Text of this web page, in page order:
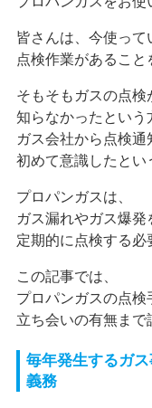
皆さんは、今使って
点検作業があること
そもそもガスの点検
知らなかったという
ガス会社から点検通
初めて意識したとい
プロパンガスは、
ガス漏れやガス爆発
定期的に点検する必
この記事では、
プロパンガスの点検
立ち会いの有無まで
毎年発生するガ
義務